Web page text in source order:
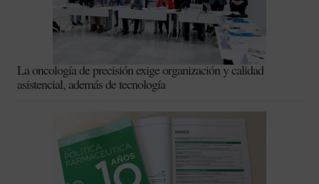
La oncología de precisión exige organización y calidad
asistencial, además de tecnología